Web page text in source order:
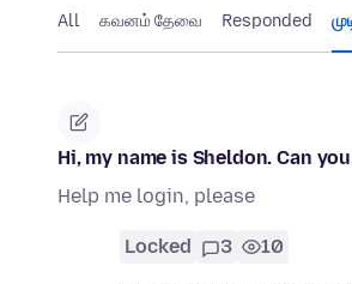
All கவனம் தேவை Responded
Hi, my name is Sheldon. Can
Help me login, please
Locked 3 10